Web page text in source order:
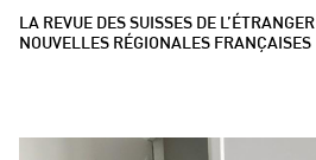
LA REVUE DES SUISSES DE L’ÉTRANGER
NOUVELLES RÉGIONALES FRANÇAISES